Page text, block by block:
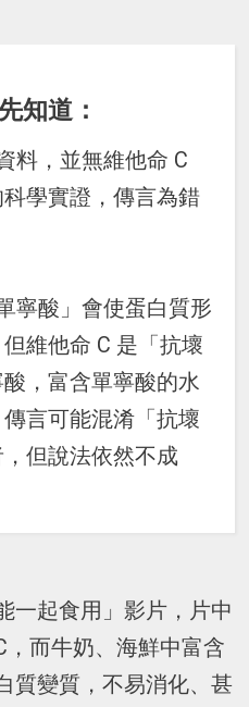
知道：
料，並無維他命 C
學實證，傳言為錯
寧酸」會使蛋白質形
維他命 C 是「抗壞
，富含單寧酸的水
言可能混淆「抗壞
但說法依然不成
一起食用」影片，片中
而牛奶、海鮮中富含
質變質，不易消化、甚